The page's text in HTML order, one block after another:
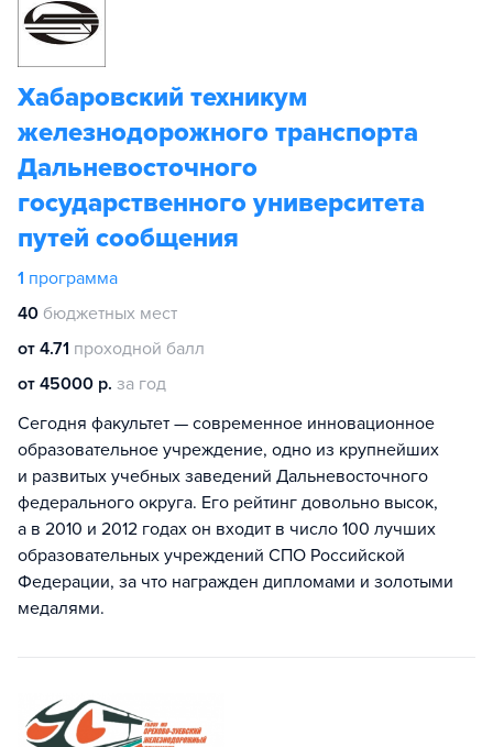
Хабаровский техникум
железнодорожного транспорта
Дальневосточного
государственного университета
путей сообщения
1 программа
40 бюджетных мест
от 4.71 проходной балл
от 45000 р. за год
Сегодня факультет — современное инновационное
образовательное учреждение, одно из крупнейших
и развитых учебных заведений Дальневосточного
федерального округа. Его рейтинг довольно высок,
а в 2010 и 2012 годах он входит в число 100 лучших
образовательных учреждений СПО Российской
Федерации, за что награжден дипломами и золотыми
медалями.